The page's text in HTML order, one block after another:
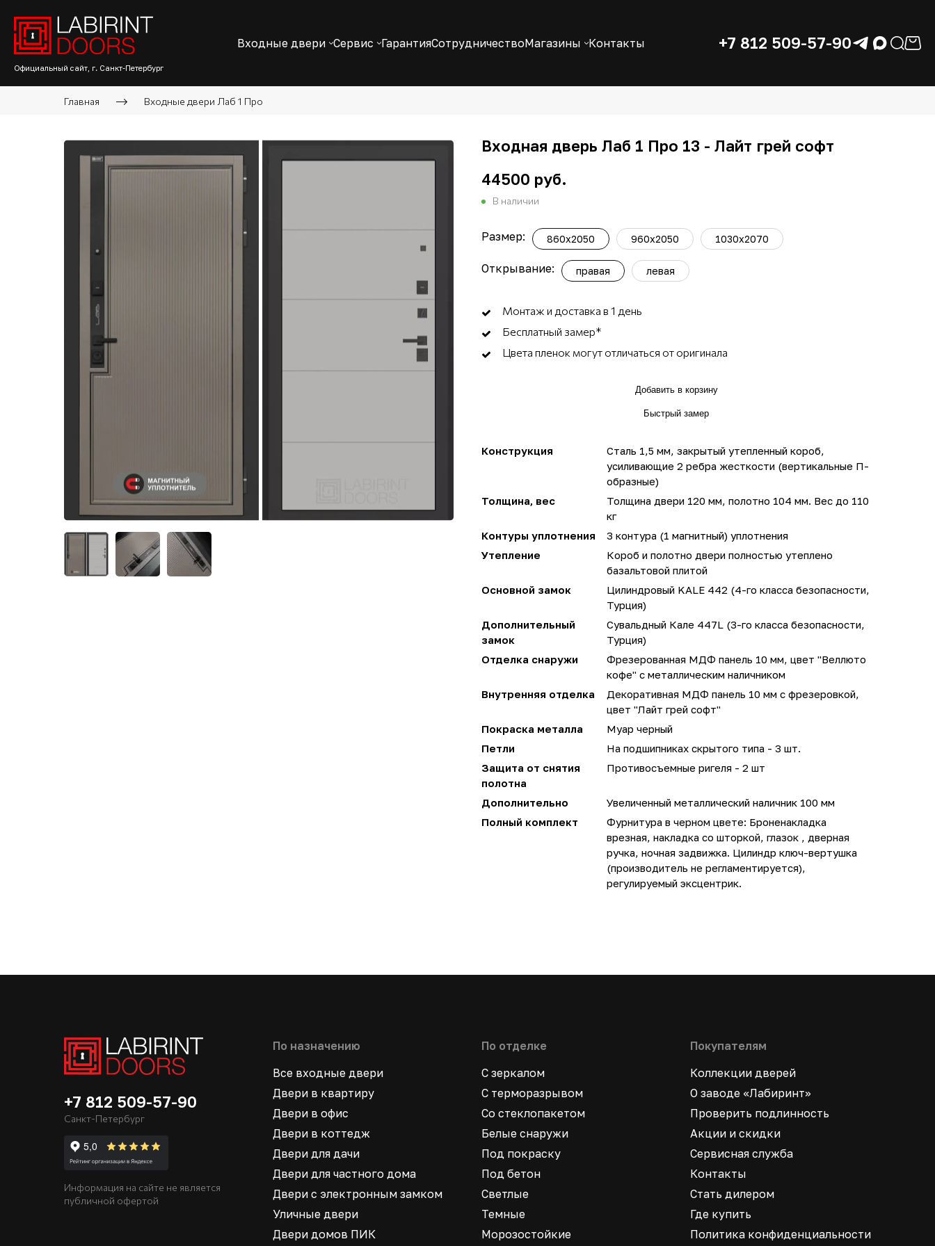
Официальный сайт, г. Санкт-Петербург
Входные двери Сервис ГарантияСотрудничествоМагазины Контакты +7 812 509-57-90
Главная Входные двери Лаб 1 Про
Входная дверь Лаб 1 Про 13 - Лайт грей софт
44500 руб.
В наличии
Размер: 860х2050 960х2050 1030х2070
Открывание: правая левая
Монтаж и доставка в 1 день
Бесплатный замер*
Цвета пленок могут отличаться от оригинала
Добавить в корзину
Быстрый замер
Конструкция
Сталь 1,5 мм, закрытый утепленный короб,
усиливающие 2 ребра жесткости (вертикальные П-
образные)
Толщина, вес
Толщина двери 120 мм, полотно 104 мм. Вес до 110
кг
Контуры уплотнения
3 контура (1 магнитный) уплотнения
Утепление
Короб и полотно двери полностью утеплено
базальтовой плитой
Основной замок
Цилиндровый KALE 442 (4-го класса безопасности,
Турция)
Дополнительный
замок
Сувальдный Кале 447L (3-го класса безопасности,
Турция)
Отделка снаружи
Фрезерованная МДФ панель 10 мм, цвет "Веллюто
кофе" с металлическим наличником
Внутренняя отделка
Декоративная МДФ панель 10 мм с фрезеровкой,
цвет "Лайт грей софт"
Покраска металла
Муар черный
Петли
На подшипниках скрытого типа - 3 шт.
Защита от снятия
полотна
Противосъемные ригеля - 2 шт
Дополнительно
Увеличенный металлический наличник 100 мм
Полный комплект
Фурнитура в черном цвете: Броненакладка
врезная, накладка со шторкой, глазок , дверная
ручка, ночная задвижка. Цилиндр ключ-вертушка
(производитель не регламентируется),
регулируемый эксцентрик.
+7 812 509-57-90
Санкт-Петербург
Информация на сайте не является
публичной офертой
По назначению
Все входные двери
Двери в квартиру
Двери в офис
Двери в коттедж
Двери для дачи
Двери для частного дома
Двери с электронным замком
Уличные двери
Двери домов ПИК
По отделке
С зеркалом
С терморазрывом
Со стеклопакетом
Белые снаружи
Под покраску
Под бетон
Светлые
Темные
Морозостойкие
Покупателям
Коллекции дверей
О заводе «Лабиринт»
Проверить подлинность
Акции и скидки
Сервисная служба
Контакты
Стать дилером
Где купить
Политика конфиденциальности